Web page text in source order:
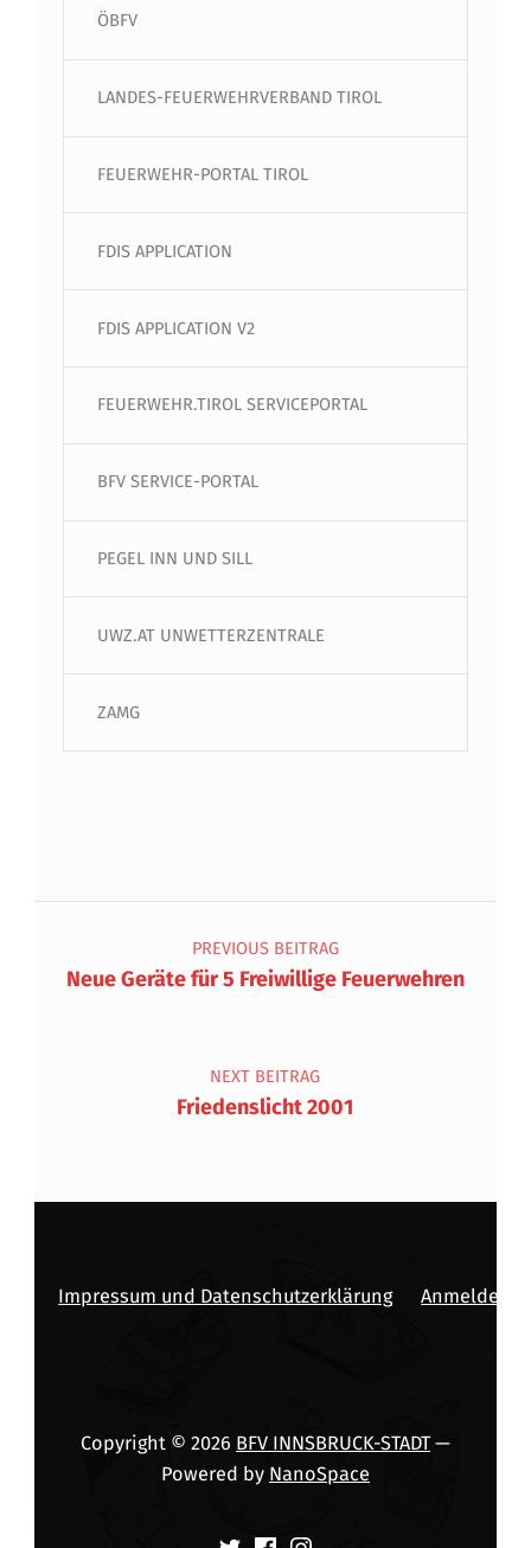
ÖBFV
LANDES-FEUERWEHRVERBAND TIROL
FEUERWEHR-PORTAL TIROL
FDIS APPLICATION
FDIS APPLICATION V2
FEUERWEHR.TIROL SERVICEPORTAL
BFV SERVICE-PORTAL
PEGEL INN UND SILL
UWZ.AT UNWETTERZENTRALE
ZAMG
Beitragsnavigation
PREVIOUS BEITRAG
Neue Geräte für 5 Freiwillige Feuerwehren
NEXT BEITRAG
Friedenslicht 2001
Impressum und Datenschutzerklärung Anmelden
Copyright © 2026 BFV INNSBRUCK-STADT—
Powered by NanoSpace